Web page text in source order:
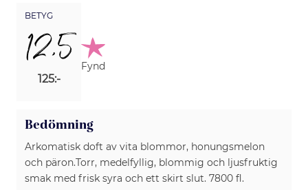
BETYG
12,5
125:-
Fynd
Bedömning
Arkomatisk doft av vita blommor, honungsmelon
och päron.Torr, medelfyllig, blommig och ljusfruktig
smak med frisk syra och ett skirt slut. 7800 fl.